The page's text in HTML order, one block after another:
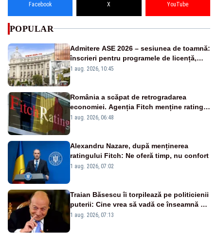
Facebook X YouTube
POPULAR
Admitere ASE 2026 – sesiunea de toamnă:
înscrieri pentru programele de licență,
masterat și doctorat
1 aug. 2026, 10:45
România a scăpat de retrogradarea
economiei. Agenția Fitch menține ratingul
„BBB-” cu perspectivă negativă
1 aug. 2026, 06:48
Alexandru Nazare, după menținerea
ratingului Fitch: Ne oferă timp, nu confort
1 aug. 2026, 07:02
Traian Băsescu îi torpilează pe politicienii
puterii: Cine vrea să vadă ce înseamnă să
fii prost, se uită la România
1 aug. 2026, 07:13